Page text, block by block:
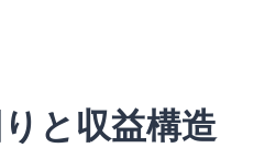
と収益構造